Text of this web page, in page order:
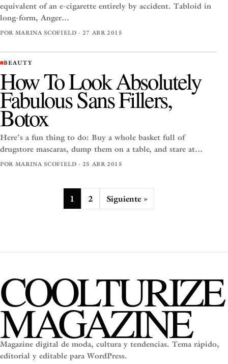
equivalent of an e-cigarette entirely by accident. Tabloid in
long-form, Anger…
POR MARINA SCOFIELD · 27 ABR 2015
BEAUTY
How To Look Absolutely
Fabulous Sans Fillers,
Botox
Here’s a fun thing to do: Buy a whole basket full of
drugstore mascaras, dump them on a table, and stare at…
POR MARINA SCOFIELD · 25 ABR 2015
1 2 Siguiente »
COOLTURIZE
MAGAZINE
Magazine digital de moda, cultura y tendencias. Tema rápido,
editorial y editable para WordPress.